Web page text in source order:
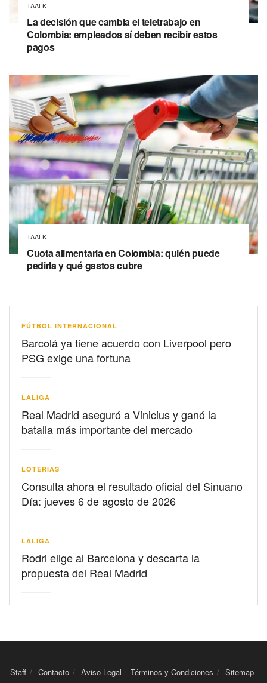
TAALK
La decisión que cambia el teletrabajo en
Colombia: empleados sí deben recibir estos
pagos
TAALK
Cuota alimentaria en Colombia: quién puede
pedirla y qué gastos cubre
FÚTBOL INTERNACIONAL
Barcolá ya tiene acuerdo con Liverpool pero
PSG exige una fortuna
LALIGA
Real Madrid aseguró a Vinicius y ganó la
batalla más importante del mercado
LOTERIAS
Consulta ahora el resultado oficial del Sinuano
Día: jueves 6 de agosto de 2026
LALIGA
Rodri elige al Barcelona y descarta la
propuesta del Real Madrid
Staff Contacto Aviso Legal – Términos y Condiciones Sitemap